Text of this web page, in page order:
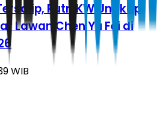
Putri KW Ungkap
Lawan Chen Yu Fei di
WIB